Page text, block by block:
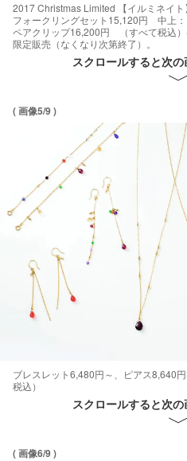
2017 Christmas Limited 【イルミネイ
フォークリングセット15,120円 中上
ペアクリップ16,200円 （すべて税込
限定販売（なくなり次第終了）。
スクロールすると次
( 画像5/9 )
ブレスレット6,480円～、ピアス8,640
税込）
スクロールすると次
( 画像6/9 )